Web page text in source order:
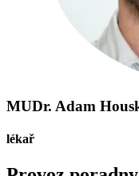
MUDr. Adam
lékař